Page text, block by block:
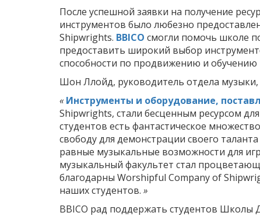
После успешной заявки на получение
инструментов было любезно
Shipwrights. BBICO смогли помочь школе
предоставить широкий выбор
способности по продвижению и обучению
Шон Ллойд, руководитель отдела
« Инструменты и оборудование,
Shipwrights, стали бесценным ресурсом
студентов есть фантастическое
свободу для демонстрации своего
равные музыкальные возможности для
музыкальный факультет стал
благодарны Worshipful Company of
наших студентов. »
BBICO рад поддержать студентов